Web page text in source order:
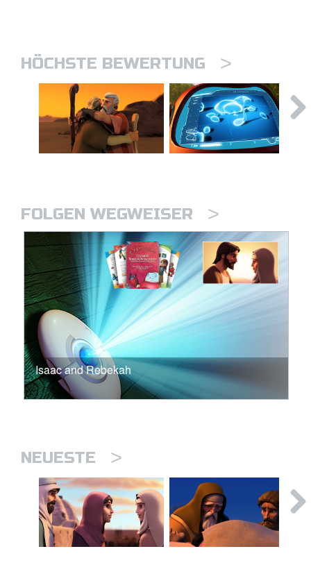
HÖCHSTE BEWERTUNG >
FOLGEN WEGWEISER >
Isaac and Rebekah
NEUESTE >